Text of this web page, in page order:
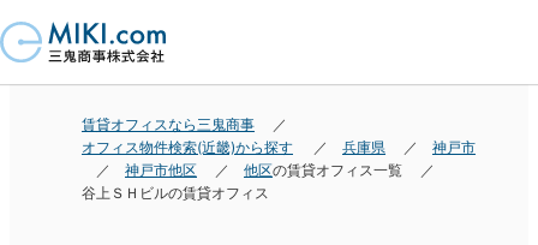
賃貸オフィスなら三鬼商事
オフィス物件検索(近畿)から探す
兵庫県
神戸市
神戸市他区
他区の賃貸オフィス一覧
谷上ＳＨビルの賃貸オフィス